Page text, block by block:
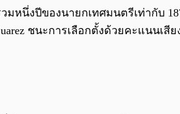
วมหนึ่งปีของนายกเทศมนตรีเท่ากับ
ชนะการเลือกตั้งด้วยคะแนนเ